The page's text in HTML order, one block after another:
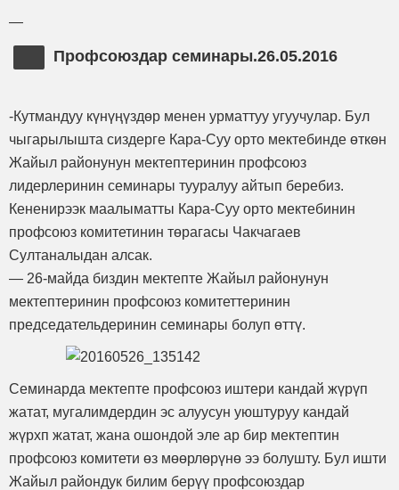
—
Профсоюздар семинары.26.05.2016
-Кутмандуу күнүңүздөр менен урматтуу угуучулар. Бул
чыгарылышта сиздерге Кара-Суу орто мектебинде өткөн
Жайыл районунун мектептеринин профсоюз
лидерлеринин семинары тууралуу айтып беребиз.
Кененирээк маалыматты Кара-Суу орто мектебинин
профсоюз комитетинин төрагасы Чакчагаев
Султаналыдан алсак.
— 26-майда биздин мектепте Жайыл районунун
мектептеринин профсоюз комитеттеринин
председательдеринин семинары болуп өттү.
Семинарда мектепте профсоюз иштери кандай жүрүп
жатат, мугалимдердин эс алуусун уюштуруу кандай
жүрхп жатат, жана ошондой эле ар бир мектептин
профсоюз комитети өз мөөрлөрүнө ээ болушту. Бул ишти
Жайыл райондук билим берүү профсоюздар